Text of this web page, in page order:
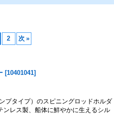
2 次 »
[10401041]
プタイプ）のスピニングロッドホルダ
レス製、船体に鮮やかに生えるシル